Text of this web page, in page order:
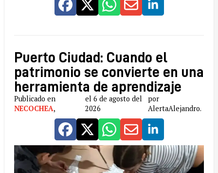
Puerto Ciudad: Cuando el
patrimonio se convierte en una
herramienta de aprendizaje
Publicado en
NECOCHEA,
el 6 de agosto del
2026
por
AlertaAlejandro.